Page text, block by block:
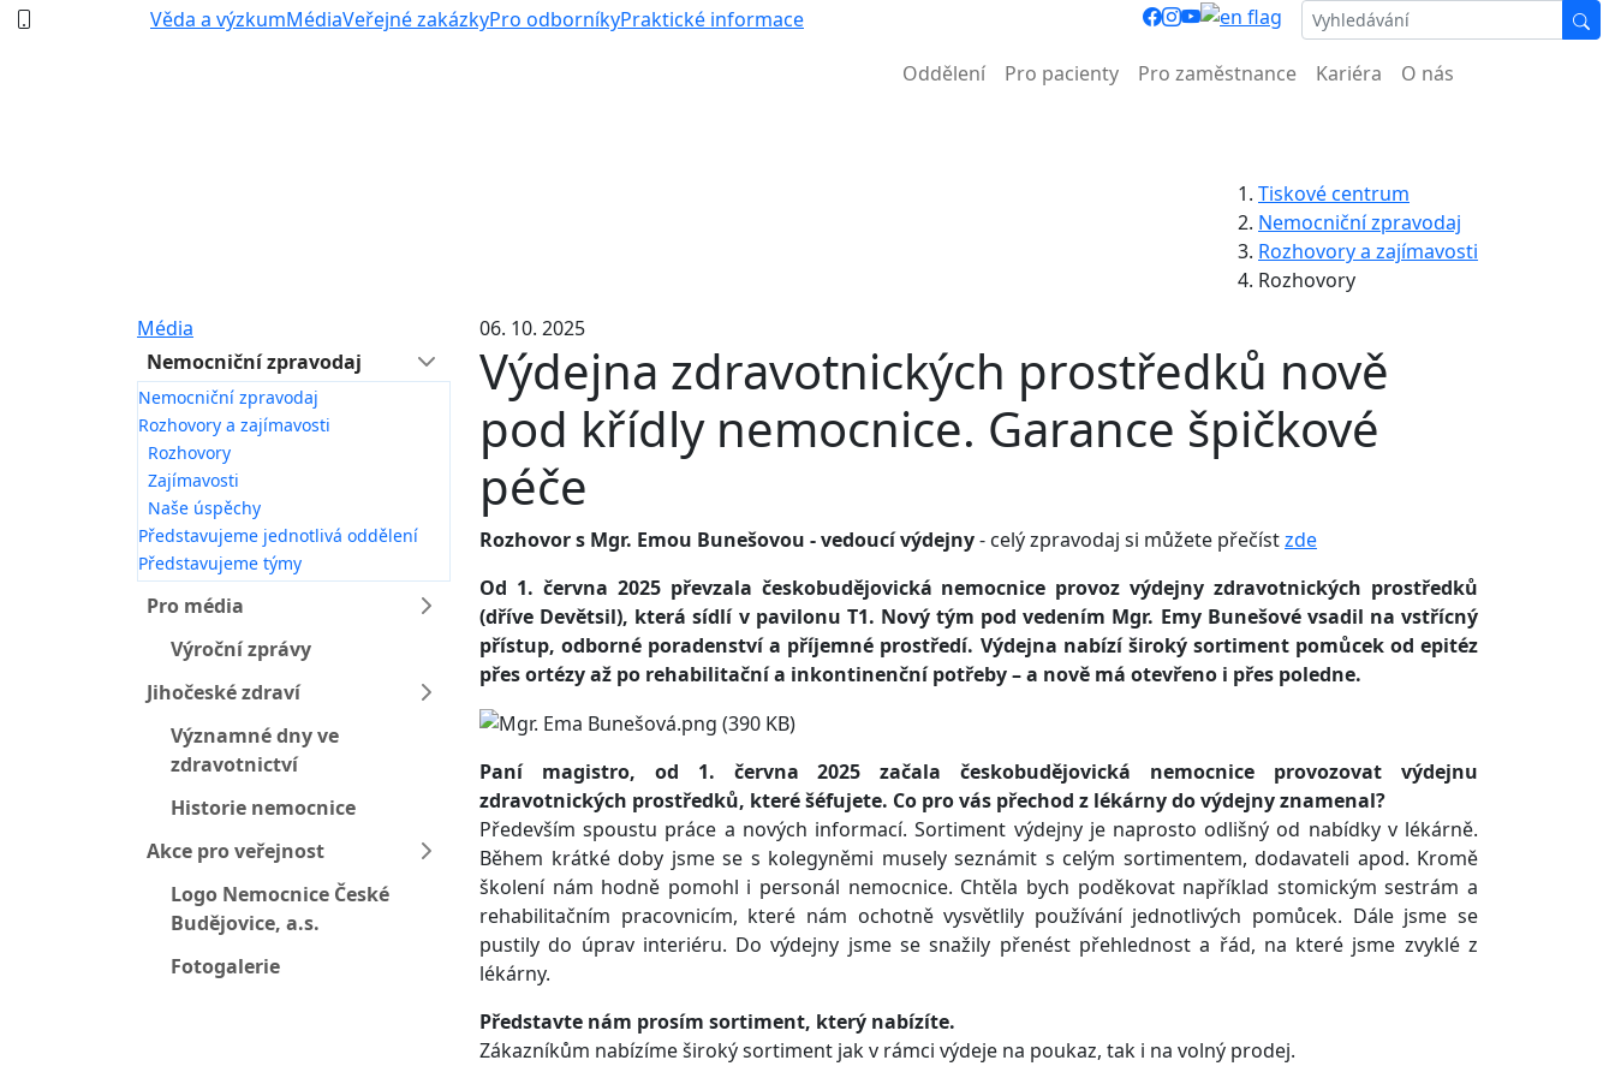
Věda a výzkumMédiaVeřejné zakázkyPro odborníkyPraktické informace
Oddělení Pro pacienty Pro zaměstnance Kariéra O nás
Tiskové centrum
Nemocniční zpravodaj
Rozhovory a zajímavosti
Rozhovory
Média
Nemocniční zpravodaj
Nemocniční zpravodaj
Rozhovory a zajímavosti
Rozhovory
Zajímavosti
Naše úspěchy
Představujeme jednotlivá oddělení
Představujeme týmy
Pro média
Výroční zprávy
Jihočeské zdraví
Významné dny ve
zdravotnictví
Historie nemocnice
Akce pro veřejnost
Logo Nemocnice České
Budějovice, a.s.
Fotogalerie
06. 10. 2025
Výdejna zdravotnických prostředků nově
pod křídly nemocnice. Garance špičkové
péče
Rozhovor s Mgr. Emou Bunešovou - vedoucí výdejny- celý zpravodaj si můžete přečístzde
Od 1. června 2025 převzala českobudějovická nemocnice provoz výdejny zdravotnických prostředků
(dříve Devětsil), která sídlí v pavilonu T1. Nový tým pod vedením Mgr. Emy Bunešové vsadil na vstřícný
přístup, odborné poradenství a příjemné prostředí. Výdejna nabízí široký sortiment pomůcek od epitéz
přes ortézy až po rehabilitační a inkontinenční potřeby – a nově má otevřeno i přes poledne.
Paní magistro, od 1. června 2025 začala českobudějovická nemocnice provozovat výdejnu
zdravotnických prostředků, které šéfujete. Co pro vás přechod z lékárny do výdejny znamenal?
Především spoustu práce a nových informací. Sortiment výdejny je naprosto odlišný od nabídky v lékárně.
Během krátké doby jsme se s kolegyněmi musely seznámit s celým sortimentem, dodavateli apod. Kromě
školení nám hodně pomohl i personál nemocnice. Chtěla bych poděkovat například stomickým sestrám a
rehabilitačním pracovnicím, které nám ochotně vysvětlily používání jednotlivých pomůcek. Dále jsme se
pustily do úprav interiéru. Do výdejny jsme se snažily přenést přehlednost a řád, na které jsme zvyklé z
lékárny.
Představte nám prosím sortiment, který nabízíte.
Zákazníkům nabízíme široký sortiment jak v rámci výdeje na poukaz, tak i na volný prodej.